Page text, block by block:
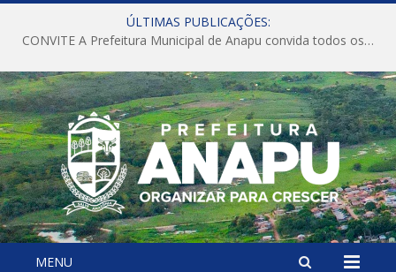
ÚLTIMAS PUBLICAÇÕES:
CONVITE A Prefeitura Municipal de Anapu convida todos os servidores públicos municipais para participarem da Audiência Pública de discussão da Lei de Diretrizes Orçamentárias (LDO), importante instrumento de planejamento das ações e investimentos da Administração Pública para o próximo exercício financeiro.
MENU